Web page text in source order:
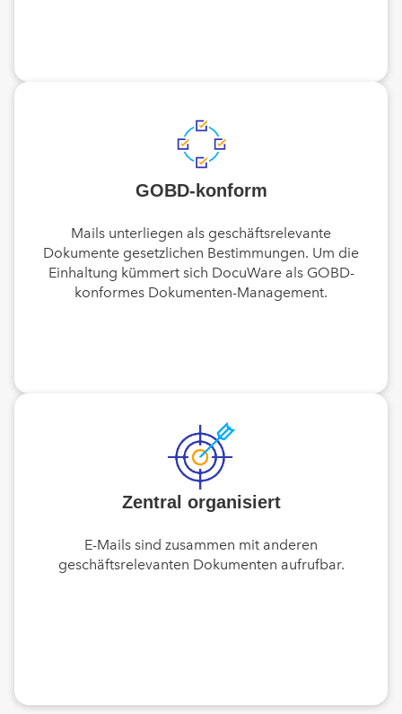
GOBD-konform
Mails unterliegen als geschäftsrelevante
Dokumente gesetzlichen Bestimmungen. Um die
Einhaltung kümmert sich DocuWare als GOBD-
konformes Dokumenten-Management.
Zentral organisiert
E-Mails sind zusammen mit anderen
geschäftsrelevanten Dokumenten aufrufbar.